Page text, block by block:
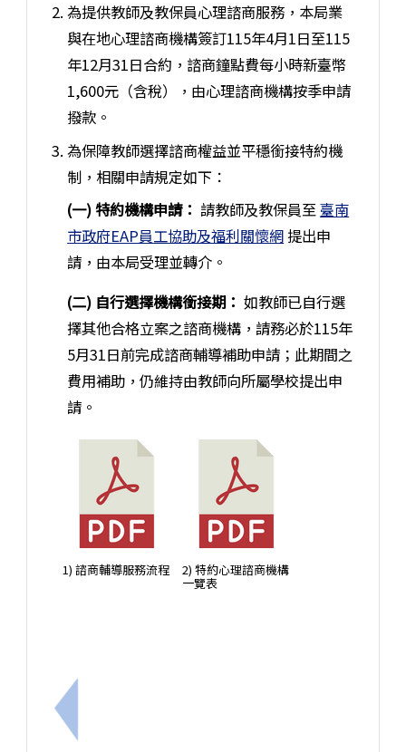
上一筆：國立自然科學博物館辦理115年「科博時光
為提供教師及教保員心理諮商服務，本局業
與在地心理諮商機構簽訂115年4月1日至115
年12月31日合約，諮商鐘點費每小時新臺幣
1,600元（含稅），由心理諮商機構按季申請
撥款。
為保障教師選擇諮商權益並平穩銜接特約機
制，相關申請規定如下：
(一) 特約機構申請： 請教師及教保員至臺南
市政府EAP員工協助及福利關懷網提出申
請，由本局受理並轉介。
(二) 自行選擇機構銜接期： 如教師已自行選
擇其他合格立案之諮商機構，請務必於115年
5月31日前完成諮商輔導補助申請；此期間之
費用補助，仍維持由教師向所屬學校提出申
請。
1) 諮商輔導服務流程 2) 特約心理諮商機構
一覽表